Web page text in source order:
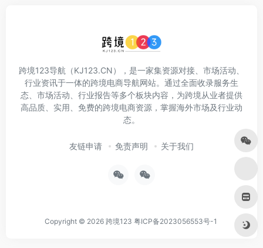
跨境123导航（KJ123.CN），是一家集资源对接、市场活动、
行业资讯于一体的跨境电商导航网站。通过全面收录服务生
态、市场活动、行业报告等多个板块内容，为跨境从业者提供
高品质、实用、免费的跨境电商资源，掌握海外市场及行业动
态。
友链申请 免责声明 关于我们
Copyright © 2026 跨境123 粤ICP备2023056553号-1